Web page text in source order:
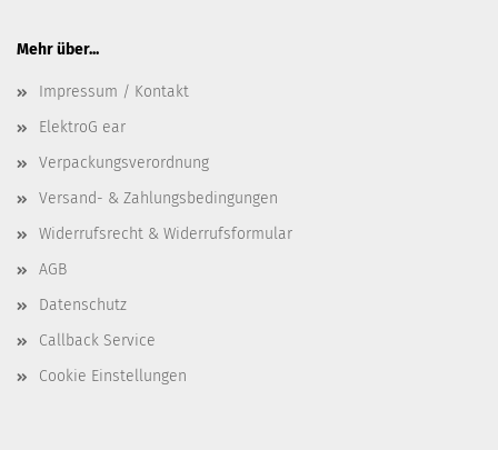
Mehr über...
Impressum / Kontakt
ElektroG ear
Verpackungsverordnung
Versand- & Zahlungsbedingungen
Widerrufsrecht & Widerrufsformular
AGB
Datenschutz
Callback Service
Cookie Einstellungen